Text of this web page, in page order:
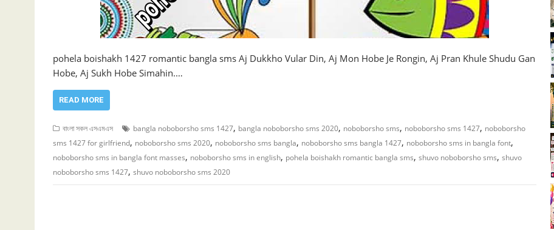
pohela boishakh 1427 romantic bangla sms Aj Dukkho Vular Din, Aj Mon Hobe Je Rongin, Aj Pran Khule Shudu Gan
Hobe, Aj Sukh Hobe Simahin.…
READ MORE
বাংলা সকল এসএমএস bangla noboborsho sms 1427, bangla noboborsho sms 2020, noboborsho sms, noboborsho sms 1427, noboborsho
sms 1427 for girlfriend, noboborsho sms 2020, noboborsho sms bangla, noboborsho sms bangla 1427, noboborsho sms in bangla font,
noboborsho sms in bangla font masses, noboborsho sms in english, pohela boishakh romantic bangla sms, shuvo noboborsho sms, shuvo
noboborsho sms 1427, shuvo noboborsho sms 2020